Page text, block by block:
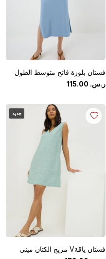
فستان بلوزة فاتح متوسط الطول
ر.س.
115.00
جديد
فستان ياقةV مزيج الكتان ميني